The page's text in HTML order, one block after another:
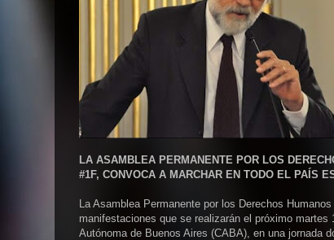
LA ASAMBLEA PERMANENTE POR LOS
#1F, CONVOCA A MARCHAR EN TODO EL PAÍS
La Asamblea Permanente por los Derechos
manifestaciones que se realizarán el próximo
Autónoma de Buenos Aires (CABA), en una jornada